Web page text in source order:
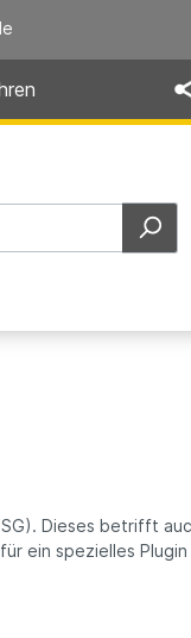
Dieses betrifft
ein spezielles